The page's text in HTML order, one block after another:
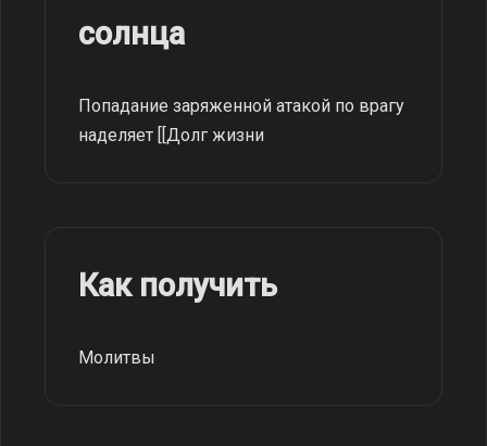
солнца
Попадание заряженной атакой по врагу
наделяет [[Долг жизни
Как получить
Молитвы